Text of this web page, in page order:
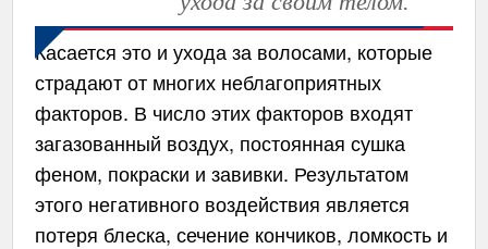
Касается это и ухода за волосами, которые
страдают от многих неблагоприятных
факторов. В число этих факторов входят
загазованный воздух, постоянная сушка
феном, покраски и завивки. Результатом
этого негативного воздействия является
потеря блеска, сечение кончиков, ломкость и